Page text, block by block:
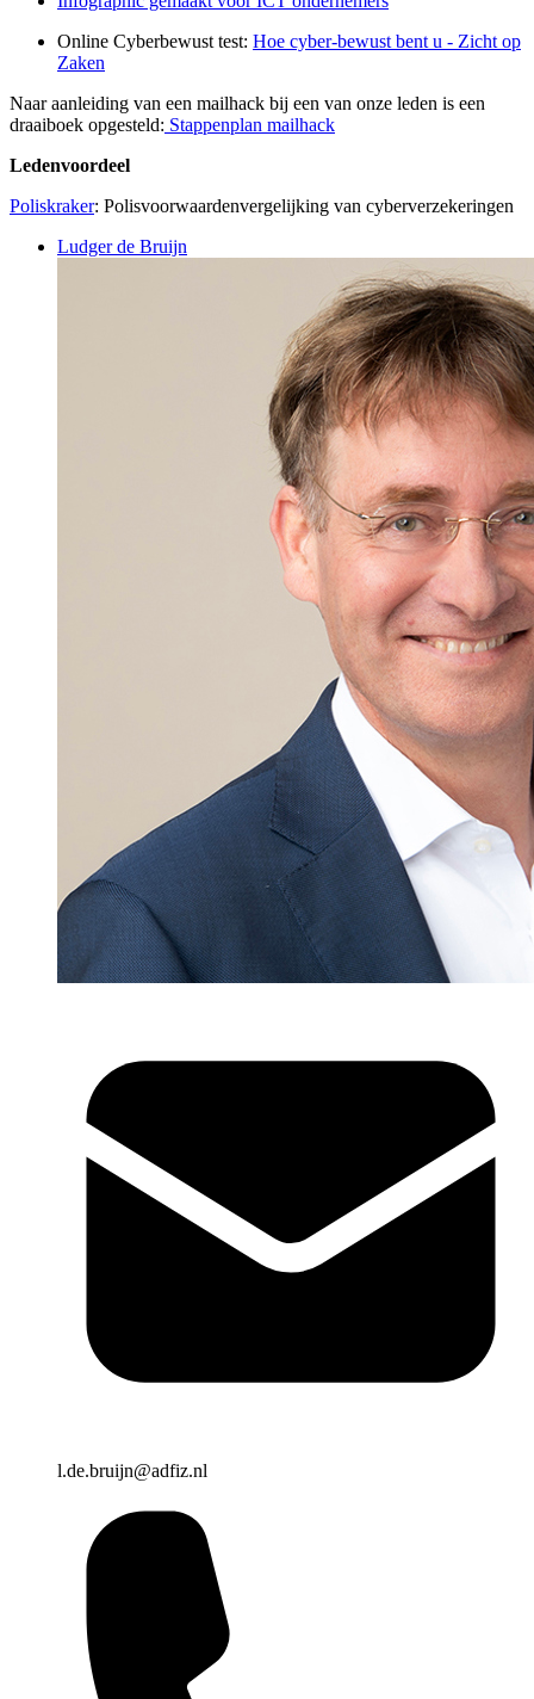
Online Cyberbewust test: Hoe cyber-bewust bent u - Zicht op
Zaken
Naar aanleiding van een mailhack bij een van onze leden is een
draaiboek opgesteld: Stappenplan mailhack
Ledenvoordeel
Poliskraker: Polisvoorwaardenvergelijking van cyberverzekeringen
Ludger de Bruijn
l.de.bruijn@adfiz.nl